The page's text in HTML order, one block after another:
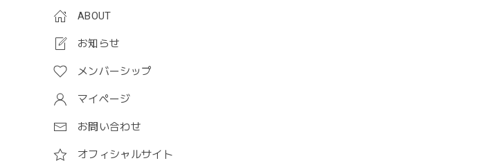
ABOUT
お知らせ
メンバーシップ
マイページ
お問い合わせ
オフィシャルサイト